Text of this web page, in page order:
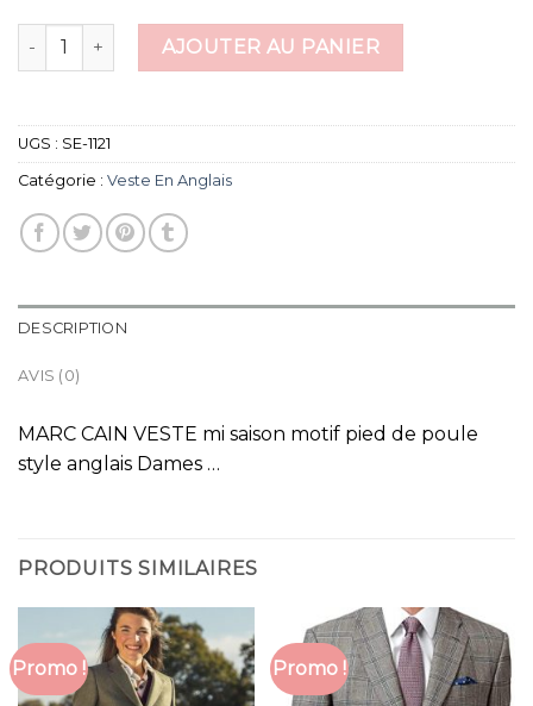
quantité de veste en anglaisAJOUTER AU PANIER
UGS : SE-1121
Catégorie : Veste En Anglais
DESCRIPTION
AVIS (0)
MARC CAIN VESTE mi saison motif pied de poule
style anglais Dames …
PRODUITS SIMILAIRES
Promo ! Promo !